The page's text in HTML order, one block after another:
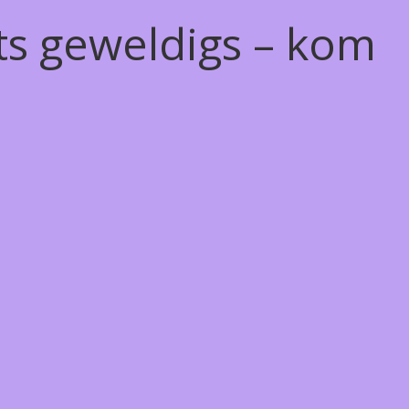
geweldigs – kom